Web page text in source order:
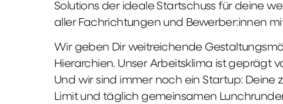
Solutions der ideale Startschuss für deine
aller Fachrichtungen und Bewerber:innen
Wir geben Dir weitreichende
Hierarchien. Unser Arbeitsklima ist geprägt
Und wir sind immer noch ein Startup: Deine
Limit und täglich gemeinsamen